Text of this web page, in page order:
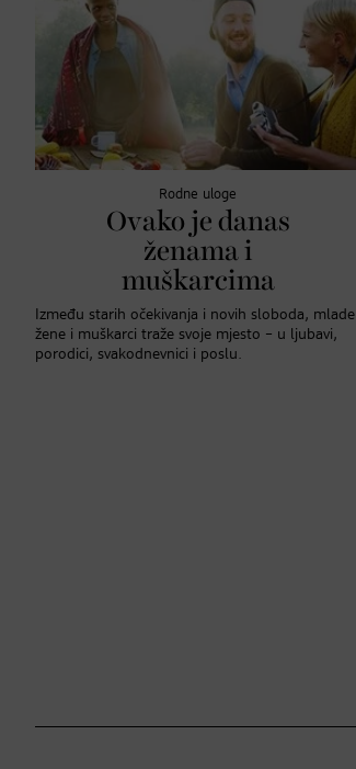
Rodne uloge
Ovako je danas
ženama i
muškarcima
Između starih očekivanja i novih sloboda, mlade
žene i muškarci traže svoje mjesto – u ljubavi,
porodici, svakodnevnici i poslu.